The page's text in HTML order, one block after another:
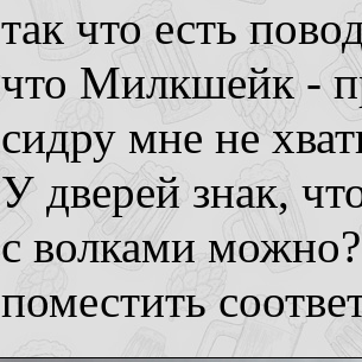
так что есть
что Милкшейк -
сидру мне не
У дверей знак,
с волками
поместить